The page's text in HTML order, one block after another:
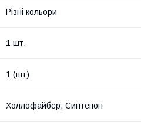
Різні кольори
1 шт.
1 (шт)
Холлофайбер, Синтепон